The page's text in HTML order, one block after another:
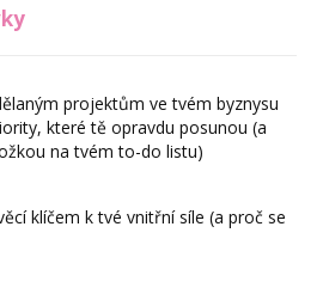
projektům ve tvém byznysu
které tě opravdu posunou (a
na tvém to-do listu)
klíčem k tvé vnitřní síle (a proč se